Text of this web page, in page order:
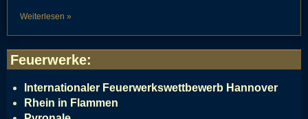
Weiterlesen »
Feuerwerke:
Internationaler Feuerwerkswettbewerb Hannover
Rhein in Flammen